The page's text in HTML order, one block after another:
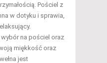
Pościel z
w dotyku i sprawia,
na pościel oraz
miękkość oraz
jest